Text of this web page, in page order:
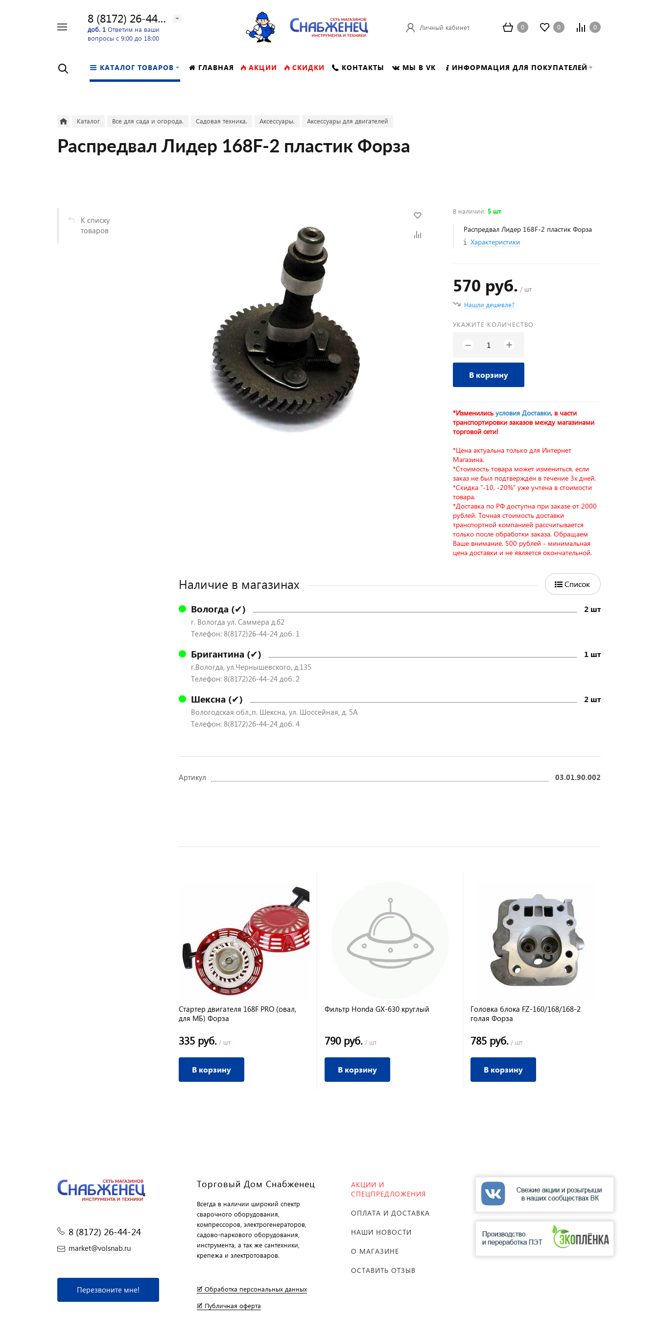
8 (8172) 26-44-24
доб. 1 Ответим на ваши
вопросы с 9:00 до 18:00
Личный кабинет 0 0 0
КАТАЛОГ ТОВАРОВ ГЛАВНАЯ АКЦИИ СКИДКИ КОНТАКТЫ МЫ В VK ИНФОРМАЦИЯ ДЛЯ ПОКУПАТЕЛЕЙ
Каталог Все для сада и огорода. Садовая техника. Аксессуары. Аксессуары для двигателей
Распредвал Лидер 168F-2 пластик Форза
К списку
товаров
В наличии: 5 шт
Распредвал Лидер 168F-2 пластик Форза
Характеристики
570 руб. / шт
Нашли дешевле?
УКАЖИТЕ КОЛИЧЕСТВО
− +
В корзину
*Изменилисьусловия Доставки, в части
транспортировки заказов между магазинами
торговой сети!
*Цена актуальна только для Интернет
Магазина.
*Стоимость товара может измениться, если
заказ не был подтверждён в течение 3х дней.
*Скидка "-10, -20%" уже учтена в стоимости
товара.
*Доставка по РФ доступна при заказе от 2000
рублей. Точная стоимость доставки
транспортной компанией рассчитывается
только после обработки заказа. Обращаем
Ваше внимание, 500 рублей - минимальная
цена доставки и не является окончательной.
Наличие в магазинах Список
Вологда (✔) 2 шт
г. Вологда ул. Саммера д.62
Телефон: 8(8172)26-44-24 доб. 1
Бригантина (✔) 1 шт
г.Вологда, ул.Чернышевского, д.135
Телефон: 8(8172)26-44-24 доб. 2
Шексна (✔) 2 шт
Вологодская обл.,п. Шексна, ул. Шоссейная, д. 5А
Телефон: 8(8172)26-44-24 доб. 4
Артикул 03.01.90.002
Стартер двигателя 168F PRO (овал,
для МБ) Форза
335 руб. / шт
В корзину
Фильтр Honda GX-630 круглый
790 руб. / шт
В корзину
Головка блока FZ-160/168/168-2
голая Форза
785 руб. / шт
В корзину
8 (8172) 26-44-24
market@volsnab.ru
Перезвоните мне!
Торговый Дом Снабженец
Всегда в наличии широкий спектр
сварочного оборудования,
компрессоров, электрогенераторов,
садово-паркового оборудования,
инструмента, а так же сантехники,
крепежа и электротоваров.
🗹 Обработка персональных данных
🗹 Публичная оферта
АКЦИИ И
СПЕЦПРЕДЛОЖЕНИЯ
ОПЛАТА И ДОСТАВКА
НАШИ НОВОСТИ
О МАГАЗИНЕ
ОСТАВИТЬ ОТЗЫВ